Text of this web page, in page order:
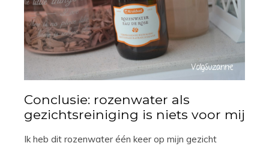
Conclusie: rozenwater als
gezichtsreiniging is niets voor mij
Ik heb dit rozenwater één keer op mijn gezicht